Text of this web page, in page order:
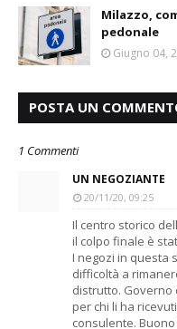
Milazzo,
pedonale
Giugno 04,
POSTA UN
1 Commenti
UN NEGOZIANTE
20/11/20, 09:25
Il centro storico
il colpo finale è
I negozi in questa
difficoltà a
distrutto. Governo
per chi li ha
consulente.